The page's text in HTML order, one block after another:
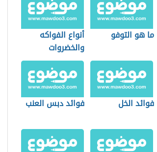
ما هو التوفو
أنواع الفواكه
والخضروات
فوائد الخل فوائد دبس العنب